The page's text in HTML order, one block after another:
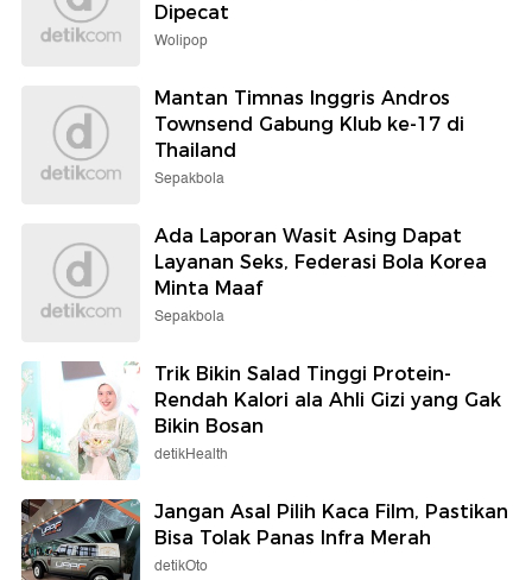
Dipecat
Wolipop
Mantan Timnas Inggris Andros
Townsend Gabung Klub ke-17 di
Thailand
Sepakbola
Ada Laporan Wasit Asing Dapat
Layanan Seks, Federasi Bola Korea
Minta Maaf
Sepakbola
Trik Bikin Salad Tinggi Protein-
Rendah Kalori ala Ahli Gizi yang Gak
Bikin Bosan
detikHealth
Jangan Asal Pilih Kaca Film, Pastikan
Bisa Tolak Panas Infra Merah
detikOto